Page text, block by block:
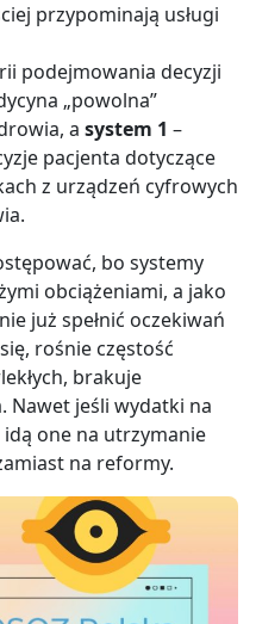
przypominają usługi
podejmowania decyzji
„powolna”
a system 1 –
pacjenta dotyczące
z urządzeń cyfrowych
bo systemy
obciążeniami, a jako
już spełnić oczekiwań
rośnie częstość
brakuje
Nawet jeśli wydatki na
one na utrzymanie
na reformy.